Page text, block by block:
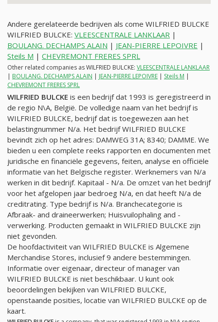
Andere gerelateerde bedrijven als come WILFRIED BULCKE
WILFRIED BULCKE: VLEESCENTRALE LANKLAAR |
BOULANG. DECHAMPS ALAIN | JEAN-PIERRE LEPOIVRE |
Steils M | CHEVREMONT FRERES SPRL
Other related companies as WILFRIED BULCKE: VLEESCENTRALE LANKLAAR
| BOULANG. DECHAMPS ALAIN | JEAN-PIERRE LEPOIVRE | Steils M |
CHEVREMONT FRERES SPRL
WILFRIED BULCKE is een bedrijf dat 1993 is geregistreerd in
de regio N\A, België. De volledige naam van het bedrijf is
WILFRIED BULCKE, bedrijf dat is toegewezen aan het
belastingnummer N/a. Het bedrijf WILFRIED BULCKE
bevindt zich op het adres: DAMWEG 31A; 8340; DAMME. We
bieden u een complete reeks rapporten en documenten met
juridische en financiële gegevens, feiten, analyse en officiële
informatie van het Belgische register. Werknemers van N/a
werken in dit bedrijf. Kapitaal - N/a. De omzet van het bedrijf
voor het afgelopen jaar bedroeg N/a, en dat heeft N/a de
creditrating. Type bedrijf is N/a. Branchecategorie is
Afbraak- and draineerwerken; Huisvuilophaling and -
verwerking. Producten gemaakt in WILFRIED BULCKE zijn
niet gevonden.
De hoofdactiviteit van WILFRIED BULCKE is Algemene
Merchandise Stores, inclusief 9 andere bestemmingen.
Informatie over eigenaar, directeur of manager van
WILFRIED BULCKE is niet beschikbaar. U kunt ook
beoordelingen bekijken van WILFRIED BULCKE,
openstaande posities, locatie van WILFRIED BULCKE op de
kaart.